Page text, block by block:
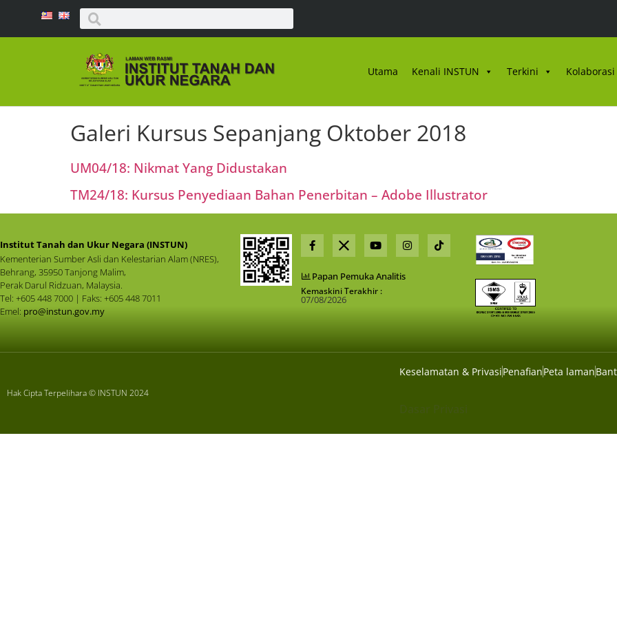
Utama Kenali INSTUN Terkini
Galeri Kursus Sepanjang Oktober 2018
UM04/18: Nikmat Yang Didustakan
TM24/18: Kursus Penyediaan Bahan Penerbitan – Adobe Illustrator
Institut Tanah dan Ukur Negara (INSTUN)
Kementerian Sumber Asli dan Kelestarian Alam (NRES),
Behrang, 35950 Tanjong Malim,
Perak Darul Ridzuan, Malaysia.
Tel: +605 448 7000 | Faks: +605 448 7011
Emel: pro@instun.gov.my
Papan Pemuka Analitis
Kemaskini Terakhir :
07/08/2026
Hak Cipta Terpelihara © INSTUN 2024
Keselamatan & PrivasiPenafianPeta laman